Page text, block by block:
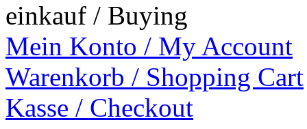
einkauf / Buying
Mein Konto / My Account
Warenkorb / Shopping Cart
Kasse / Checkout